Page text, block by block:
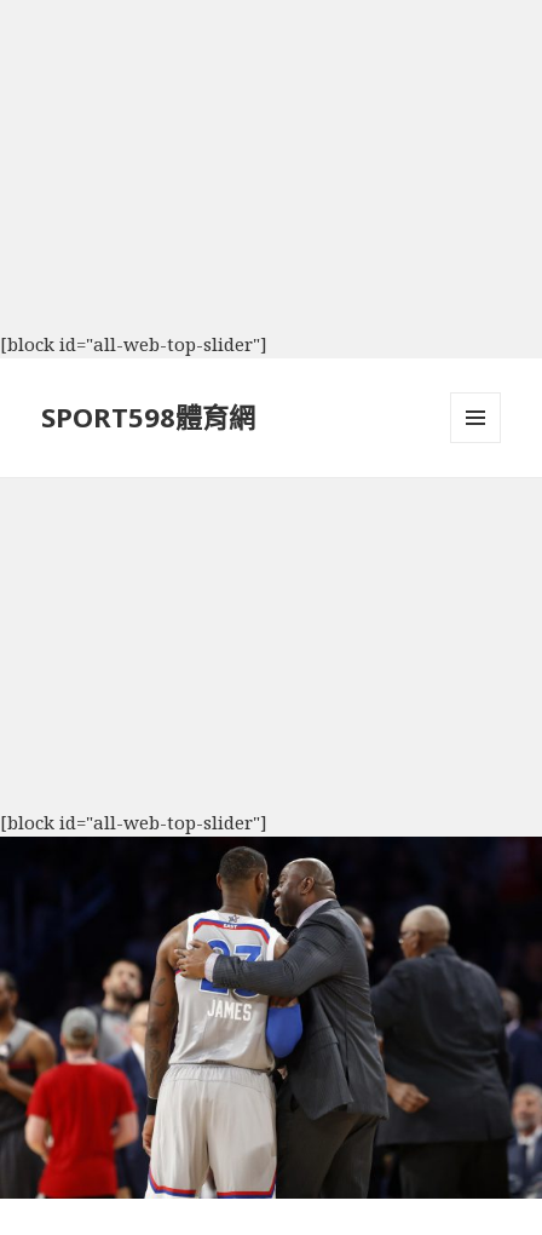
[block id="all-web-top-slider"]
SPORT598體育網
[block id="all-web-top-slider"]